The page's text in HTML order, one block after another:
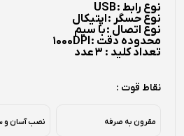
نوع رابط :USB
نوع حسگر :اپتیکال
نوع اتصال :با سیم
محدوده دقت :1000DPI
تعداد کلید : 3
عدد
نقاط قوت :
مقرون به صرفه نصب آسان و